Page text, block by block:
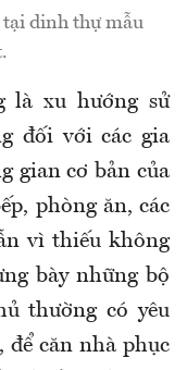
dinh thự mẫu
là xu hướng sử
đối với các gia
gian cơ bản của
ếp, phòng ăn, các
vì thiếu không
bày những bộ
ủ thường có yêu
để căn nhà phục